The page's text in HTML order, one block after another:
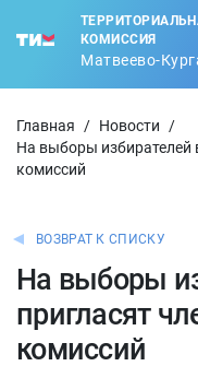
КОМИССИЯ
Матвеево-
Главная / Новости
/
На выборы избирателей
комиссий
ВОЗВРАТ К СПИСКУ
На выборы
пригласят
комиссий